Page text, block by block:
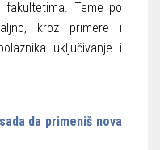
fakultetima. Teme po
kroz primere i
uključivanje i
da primeniš nova